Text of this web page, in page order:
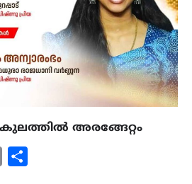
അരങ്ങേറ്റം
Copy